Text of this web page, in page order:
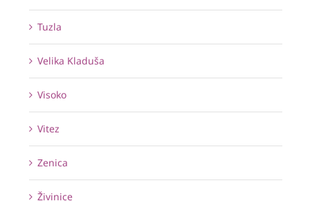
Tuzla
Velika Kladuša
Visoko
Vitez
Zenica
Živinice